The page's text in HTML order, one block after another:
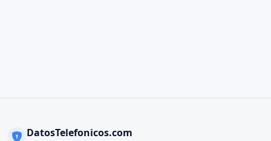
DatosTelefonicos.com